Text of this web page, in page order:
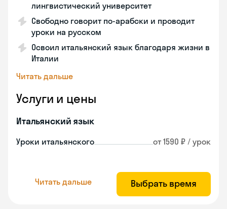
лингвистический университет
Свободно говорит по-арабски и проводит
уроки на русском
Освоил итальянский язык благодаря жизни в
Италии
Читать дальше
Услуги и цены
Итальянский язык
Уроки итальянского от 1590 ₽ / урок
Читать дальше Выбрать время